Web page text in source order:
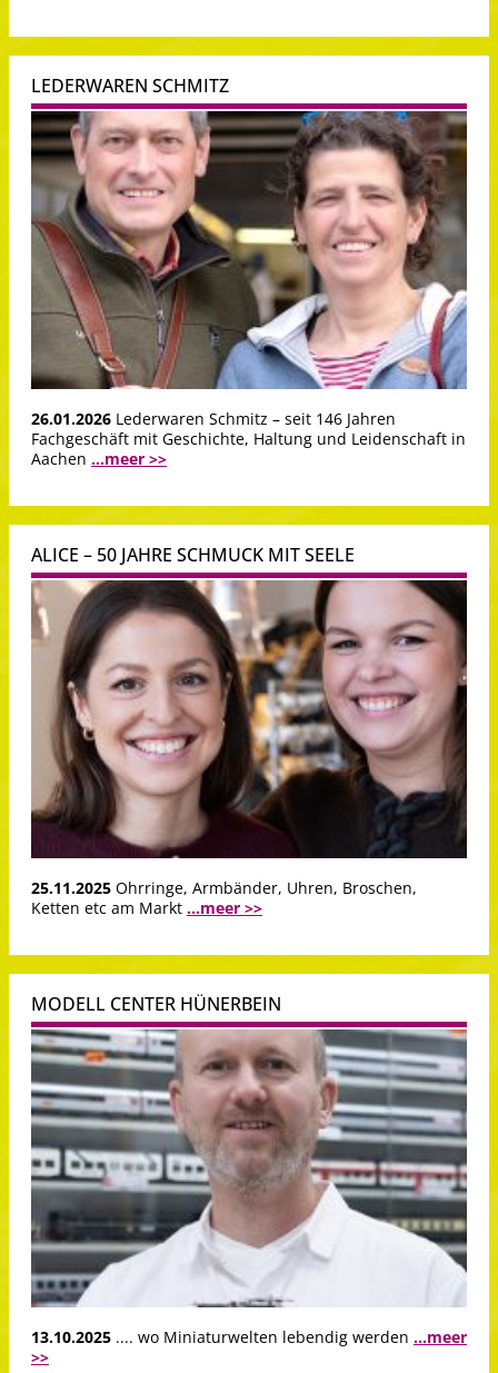
LEDERWAREN SCHMITZ
26.01.2026 Lederwaren Schmitz – seit 146 Jahren
Fachgeschäft mit Geschichte, Haltung und Leidenschaft in
Aachen ...meer >>
ALICE – 50 JAHRE SCHMUCK MIT SEELE
25.11.2025 Ohrringe, Armbänder, Uhren, Broschen,
Ketten etc am Markt ...meer >>
MODELL CENTER HÜNERBEIN
13.10.2025 .... wo Miniaturwelten lebendig werden ...meer
>>